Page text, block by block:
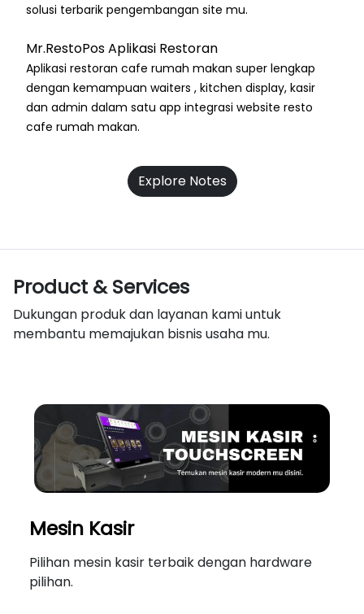
solusi terbarik pengembangan site mu.
Mr.RestoPos Aplikasi Restoran
Aplikasi restoran cafe rumah makan super lengkap
dengan kemampuan waiters , kitchen display, kasir
dan admin dalam satu app integrasi website resto
cafe rumah makan.
Explore Notes
Product & Services
Dukungan produk dan layanan kami untuk
membantu memajukan bisnis usaha mu.
Mesin Kasir
Pilihan mesin kasir terbaik dengan hardware
pilihan.